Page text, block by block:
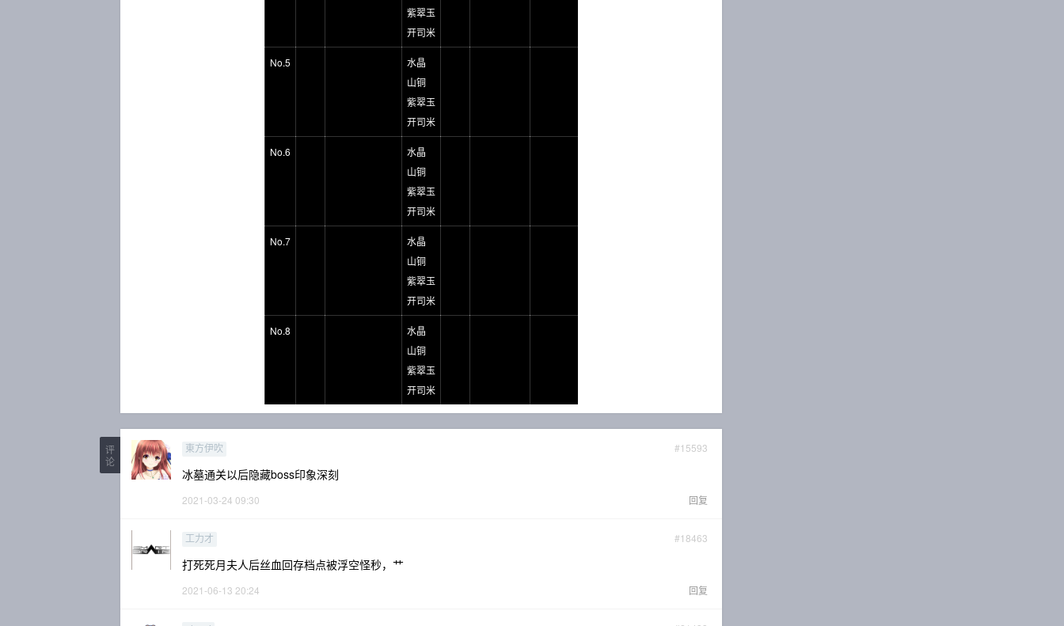
紫翠玉
开司米
No.5
水晶
山铜
紫翠玉
开司米
No.6
水晶
山铜
紫翠玉
开司米
No.7
水晶
山铜
紫翠玉
开司米
No.8
水晶
山铜
紫翠玉
开司米
评
论
#15593
東方伊吹
冰墓通关以后隐藏boss印象深刻
回复
2021-03-24 09:30
#18463
工力才
打死死月夫人后丝血回存档点被浮空怪秒，艹
回复
2021-06-13 20:24